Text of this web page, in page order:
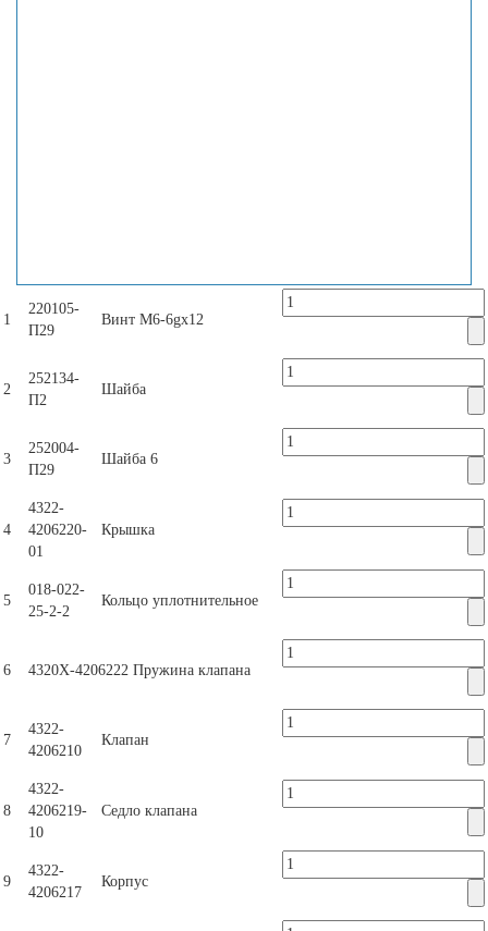
1
220105-
П29
Винт М6-6gx12
2
252134-
П2
Шайба
3
252004-
П29
Шайба 6
4
4322-
4206220-
01
Крышка
5
018-022-
25-2-2
Кольцо уплотнительное
6 4320Х-4206222 Пружина клапана
7
4322-
4206210
Клапан
8
4322-
4206219-
10
Седло клапана
9
4322-
4206217
Корпус